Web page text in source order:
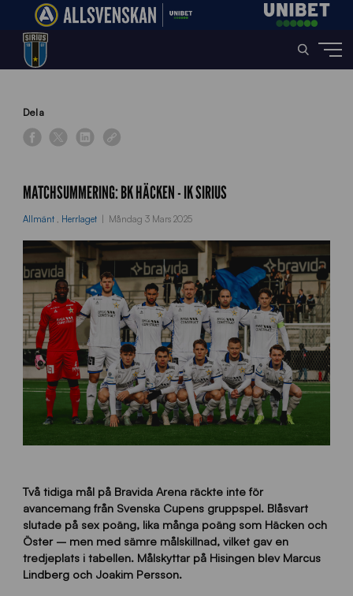
Home»
Dela
MATCHSUMMERING: BK HÄCKEN - IK SIRIUS
Allmänt , Herrlaget Måndag 3 Mars 2025
Två tidiga mål på Bravida Arena räckte inte för
avancemang från Svenska Cupens gruppspel. Blåsvart
slutade på sex poäng, lika många poäng som Häcken och
Öster – men med sämre målskillnad, vilket gav en
tredjeplats i tabellen. Målskyttar på Hisingen blev Marcus
Lindberg och Joakim Persson.